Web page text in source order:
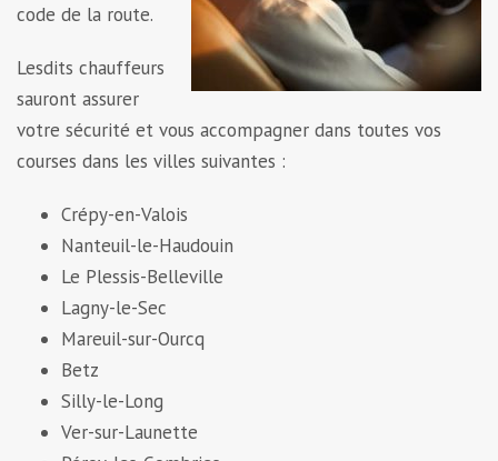
code de la route.
Lesdits chauffeurs
sauront assurer
votre sécurité et vous accompagner dans toutes vos
courses dans les villes suivantes :
Crépy-en-Valois
Nanteuil-le-Haudouin
Le Plessis-Belleville
Lagny-le-Sec
Mareuil-sur-Ourcq
Betz
Silly-le-Long
Ver-sur-Launette